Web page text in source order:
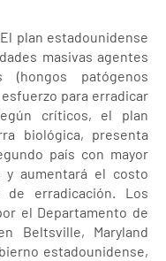
plan estadounidense
masivas agentes
patógenos
para erradicar
críticos, el plan
biológica, presenta
país con mayor
y aumentará el costo
erradicación. Los
el Departamento de
Beltsville, Maryland
estadounidense,